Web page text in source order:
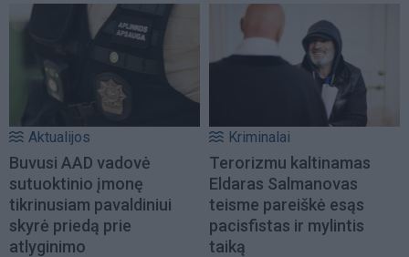
Aktualijos
Buvusi AAD vadovė
sutuoktinio įmonę
tikrinusiam pavaldiniui
skyrė priedą prie
atlyginimo
Kriminalai
Terorizmu kaltinamas
Eldaras Salmanovas
teisme pareiškė esąs
pacisfistas ir mylintis
taiką